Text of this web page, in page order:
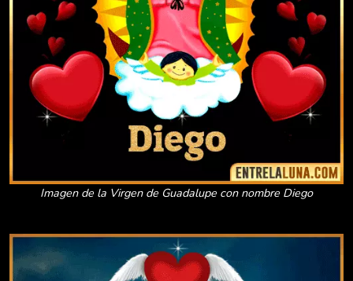
Imagen de la Virgen de Guadalupe con nombre Diego